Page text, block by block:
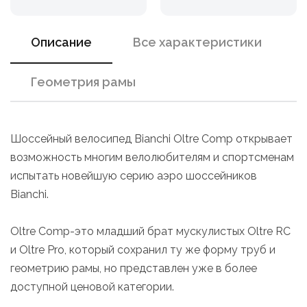
Описание Все характеристики
Геометрия рамы
Шоссейный велосипед Bianchi Oltre Comp открывает
возможность многим велолюбителям и спортсменам
испытать новейшую серию аэро шоссейников
Bianchi.
Oltre Comp-это младший брат мускулистых Oltre RC
и Oltre Pro, который сохранил ту же форму труб и
геометрию рамы, но представлен уже в более
доступной ценовой категории.